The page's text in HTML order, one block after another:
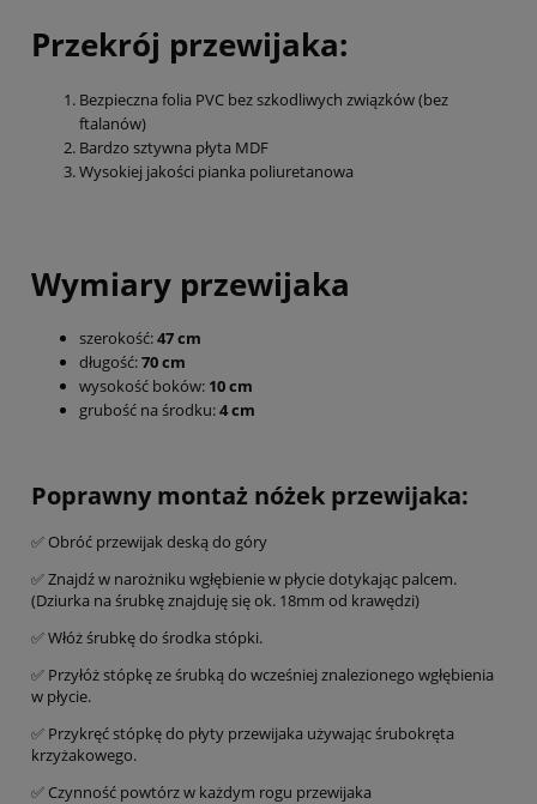
Przekrój przewijaka:
Bezpieczna folia PVC bez szkodliwych związków (bez
ftalanów)
Bardzo sztywna płyta MDF
Wysokiej jakości pianka poliuretanowa
Wymiary przewijaka
szerokość:47 cm
długość:70 cm
wysokość boków: 10 cm
grubość na środku:4 cm
Poprawny montaż nóżek przewijaka:
✅ Obróć przewijak deską do góry
✅ Znajdź w narożniku wgłębienie w płycie dotykając palcem.
(Dziurka na śrubkę znajduję się ok. 18mm od krawędzi)
✅ Włóż śrubkę do środka stópki.
✅ Przyłóż stópkę ze śrubką do wcześniej znalezionego wgłębienia
w płycie.
✅ Przykręć stópkę do płyty przewijaka używając śrubokręta
krzyżakowego.
✅ Czynność powtórz w każdym rogu przewijaka